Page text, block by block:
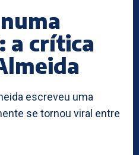
a crítica
escreveu uma
se tornou viral entre